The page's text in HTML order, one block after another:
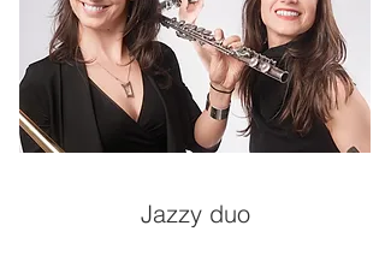
Jazzy duo